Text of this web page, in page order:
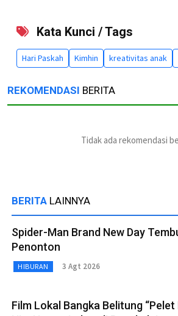
Kata Kunci / Tags
Hari Paskah Kimhin kreativitas anak
REKOMENDASI BERITA
Tidak ada rekomendasi
BERITA LAINNYA
Spider-Man Brand New Day
Penonton
HIBURAN 3 Agt 2026
Film Lokal Bangka Belitung “Pelet